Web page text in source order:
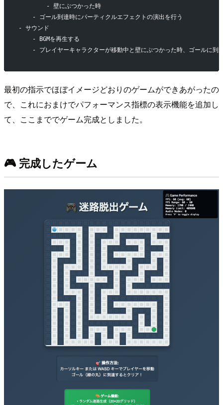
        - 壁にぶつかった時
    - ゴール到達時にパーティクルエフェクトの演出を行う
- サウンド
    - BGMを再生する
- プレイヤーキャラクターが移動中と壁にぶつかった時、ゴールに到
最初の指示でほぼイメージどおりのゲームができあがったの
で、これにおまけでパフォーマンス指標の表示機能を追加し
て、ここまででゲーム完成としました。
🎮 完成したゲーム